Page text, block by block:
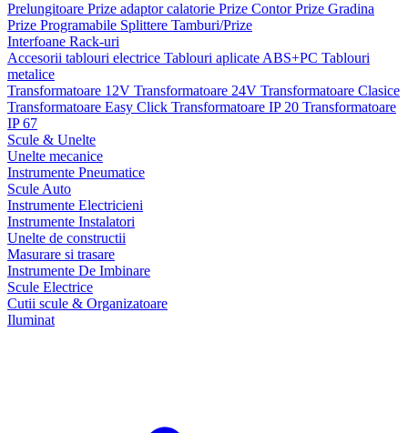
Prelungitoare Prize adaptor calatorie Prize ContorPrize Gradina
Prize Programabile Splittere Tamburi/Prize
Interfoane Rack-uri
Accesorii tablouri electrice Tablouri aplicate ABS+PC Tablouri
metalice
Transformatoare 12V Transformatoare 24V Transformatoare Clasice
Transformatoare Easy Click Transformatoare IP 20 Transformatoare
IP 67
Scule & Unelte
Unelte mecanice
Instrumente Pneumatice
Scule Auto
Instrumente Electricieni
Instrumente Instalatori
Unelte de constructii
Masurare si trasare
Instrumente De Imbinare
Scule Electrice
Cutii scule & Organizatoare
Iluminat